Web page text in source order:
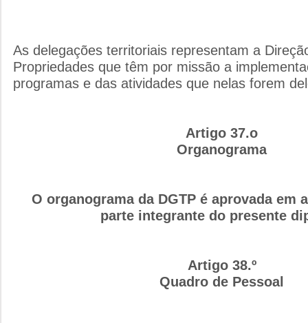
As delegações territoriais representam a
Propriedades que têm por missão a
programas e das atividades que nelas forem
Artigo 37.o
Organograma
O organograma da DGTP é aprovada em
parte integrante do presente
Artigo 38.º
Quadro de Pessoal